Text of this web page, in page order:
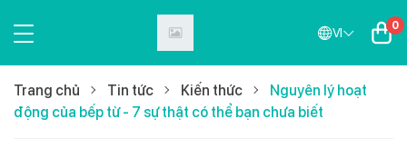
VI 0
Trang chủ Tin tức Kiến thức
Nguyên lý hoạt
động của bếp từ - 7 sự thật có thể bạn chưa biết